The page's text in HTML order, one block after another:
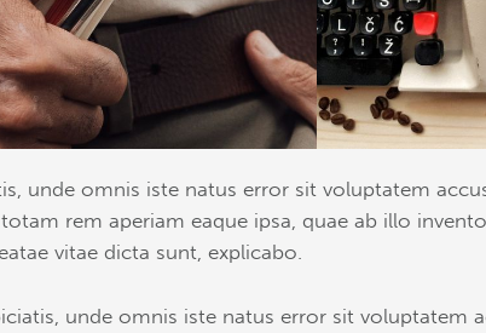
unde omnis iste natus error sit voluptatem
rem aperiam eaque ipsa, quae ab illo
vitae dicta sunt, explicabo.
unde omnis iste natus error sit voluptatem